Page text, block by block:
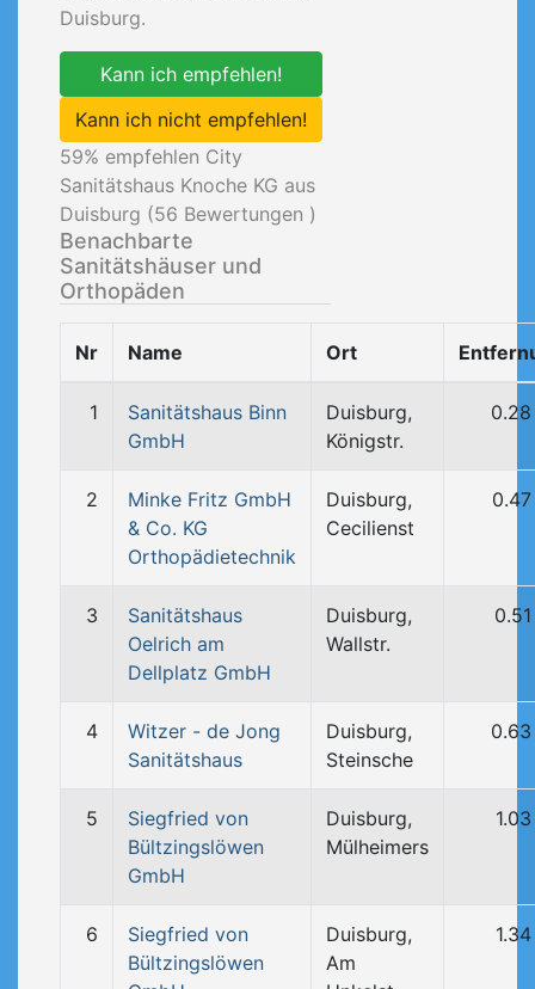
Duisburg.
Kann ich empfehlen!
Kann ich nicht empfehlen!
59% empfehlen City
Sanitätshaus Knoche KG aus
Duisburg (56 Bewertungen )
Benachbarte
Sanitätshäuser und
Orthopäden
Nr Name Ort
1
Sanitätshaus Binn
GmbH
Duisburg,
Königstr.
2
Minke Fritz GmbH
& Co. KG
Orthopädietechnik
Duisburg,
Cecilienst
3
Sanitätshaus
Oelrich am
Dellplatz GmbH
Duisburg,
Wallstr.
4
Witzer - de Jong
Sanitätshaus
Duisburg,
Steinsche
5
Siegfried von
Bültzingslöwen
GmbH
Duisburg,
Mülheimers
6
Siegfried von
Bültzingslöwen
Duisburg,
Am